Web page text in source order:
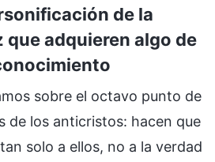
de la
que adquieren algo de
sobre el octavo punto de
de los anticristos: hacen que
solo a ellos, no a la verdad